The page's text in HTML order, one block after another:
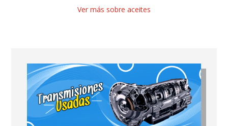
Ver más sobre aceites